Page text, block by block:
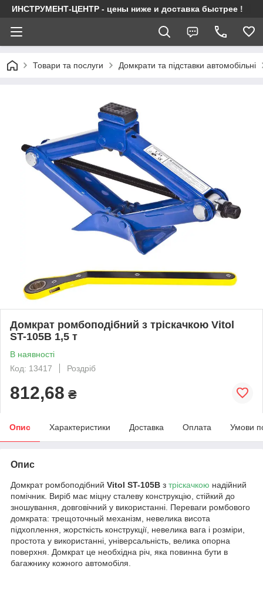
ИНСТРУМЕНТ-ЦЕНТР - цены ниже и доставка быстрее !
Товари та послуги Домкрати та підставки автомобільні
Домкрат ромбоподібний з тріскачкою Vitol
ST-105B 1,5 т
В наявності
Код: 13417
Роздріб
812,68 ₴
Опис Характеристики Доставка Оплата Умови
Опис
Домкрат ромбоподібний Vitol ST-105B з тріскачкою надійний
помічник. Виріб має міцну сталеву конструкцію, стійкий до
зношування, довговічний у використанні. Переваги ромбового
домкрата: трещоточный механізм, невелика висота
підхоплення, жорсткість конструкції, невелика вага і розміри,
простота у використанні, універсальність, велика опорна
поверхня. Домкрат це необхідна річ, яка повинна бути в
багажнику кожного автомобіля.